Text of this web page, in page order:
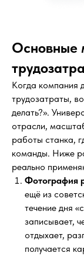
Основные
Когда компания
трудозатраты,
делать?».
отрасли,
работы станка,
команды. Ниже
реально
Фотография
ещё из
течение дня
записывает,
отдыхает,
получается